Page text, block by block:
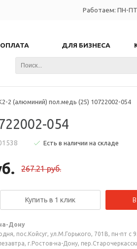
Работаем: ПН-
ДЛЯ БИЗНЕСА
2 (алюминий) пол.медь (25) 10722002-054
054
Есть в наличии на складе
267.21 руб.
Купить в 1 клик
Дону
пос.Койсуг, ул.М.Горького, 701В, пн-пт с
г.Ростов-на-Дону,